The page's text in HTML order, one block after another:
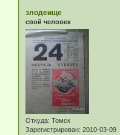
злодеище
свой человек
Откуда: Томск
Зарегистрирован: 2010-03-09